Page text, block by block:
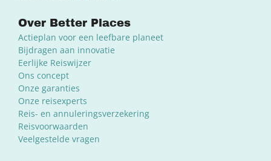
Over Better Places
Actieplan voor een leefbare planeet
Bijdragen aan innovatie
Eerlijke Reiswijzer
Ons concept
Onze garanties
Onze reisexperts
Reis- en annuleringsverzekering
Reisvoorwaarden
Veelgestelde vragen